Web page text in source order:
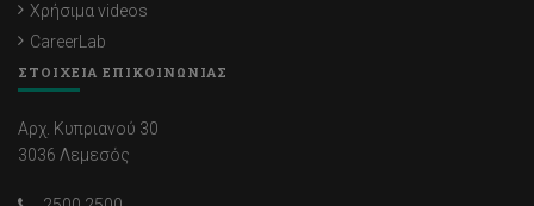
Χρήσιμα videos
CareerLab
ΣΤΟΙΧΕΙΑ ΕΠΙΚΟΙΝΩΝΙΑΣ
Αρχ. Κυπριανού 30
3036 Λεμεσός